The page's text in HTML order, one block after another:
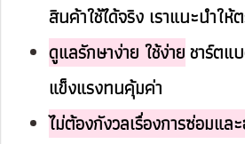
สินค้าใช้ได้จริง เราแนะนำให้
ดูแลรักษาง่าย ใช้ง่ายชาร์ตแ
แข็งแรงทนคุ้มค่า
ไม่ต้องกังวลเรื่องการซ่อมแล